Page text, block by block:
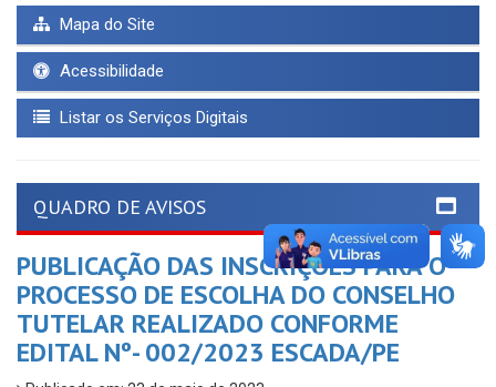
Mapa do Site
Acessibilidade
Listar os Serviços Digitais
QUADRO DE AVISOS
PUBLICAÇÃO DAS INSCRIÇÕES PARA O
PROCESSO DE ESCOLHA DO CONSELHO
TUTELAR REALIZADO CONFORME
EDITAL Nº- 002/2023 ESCADA/PE